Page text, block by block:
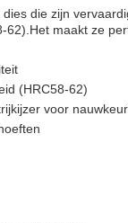
die zijn
maakt ze
(HRC58-62)
voor